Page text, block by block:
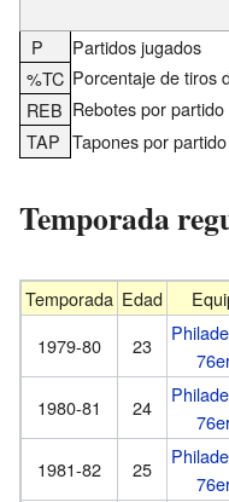
P Partidos jugados
%TC Porcentaje de tiros
REB Rebotes por partido
TAP Tapones por partido
Temporada
Temporada Edad
1979-80
23
1980-81 24
1981-82 25